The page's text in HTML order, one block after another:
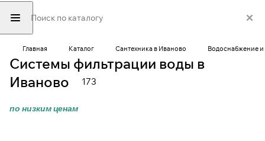
Главная Каталог Сантехника в Иваново Водоснабжение
Системы фильтрации воды в
Иваново
173
по низким ценам